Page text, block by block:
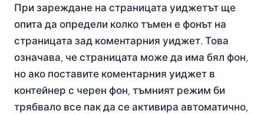
При зареждане на страницата уиджетът ще
опита да определи колко тъмен е фонът на
страницата зад коментарния уиджет. Това
означава, че страницата може да има бял фон,
но ако поставите коментарния уиджет в
контейнер с черен фон, тъмният режим би
трябвало все пак да се активира автоматично,